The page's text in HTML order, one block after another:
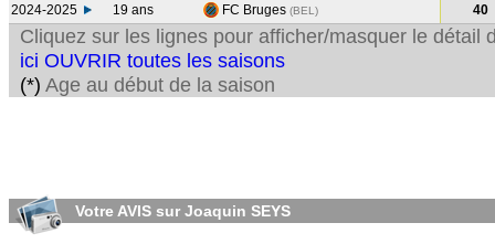
2024-2025
19 ans FC Bruges (BEL ) 40
Cliquez sur les lignes pour afficher/masquer le détail
ici OUVRIR toutes les saisons
(*) Age au début de la saison
Votre AVIS sur Joaquin SEYS